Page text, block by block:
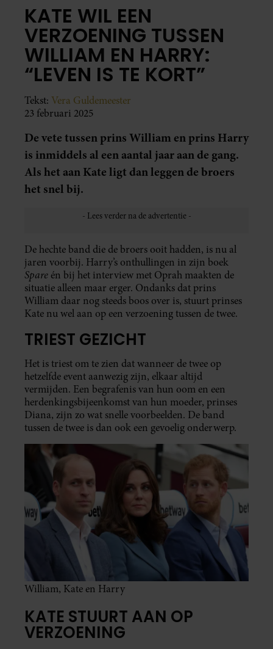
KATE WIL EEN
VERZOENING TUSSEN
WILLIAM EN HARRY:
“LEVEN IS TE KORT”
Tekst: Vera Guldemeester
23 februari 2025
De vete tussen prins William en prins Harry
is inmiddels al een aantal jaar aan de gang.
Als het aan Kate ligt dan leggen de broers
het snel bij.
De hechte band die de broers ooit hadden, is nu al
jaren voorbij. Harry’s onthullingen in zijn boek
Spare én bij het interview met Oprah maakten de
situatie alleen maar erger. Ondanks dat prins
William daar nog steeds boos over is, stuurt prinses
Kate nu wel aan op een verzoening tussen de twee.
TRIEST GEZICHT
Het is triest om te zien dat wanneer de twee op
hetzelfde event aanwezig zijn, elkaar altijd
vermijden. Een begrafenis van hun oom en een
herdenkingsbijeenkomst van hun moeder, prinses
Diana, zijn zo wat snelle voorbeelden. De band
tussen de twee is dan ook een gevoelig onderwerp.
William, Kate en Harry
KATE STUURT AAN OP
VERZOENING